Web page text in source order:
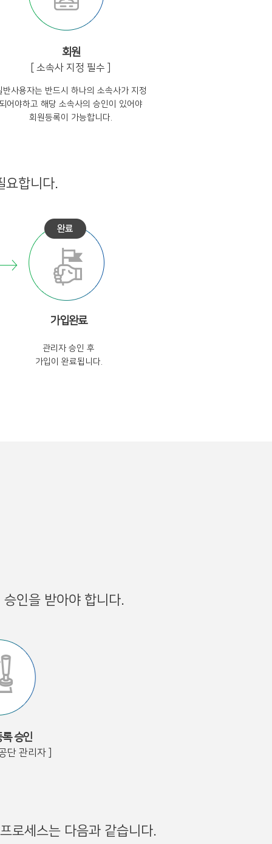
회원
[ 소속사 지정 필수 ]
반사용자는 반드시 하나의 소속사가 지정
어야하고 해당 소속사의 승인이 있어야
회원등록이 가능합니다.
요합니다.
가입완료
관리자 승인 후
가입이 완료됩니다.
인을 받아야 합니다.
승인
단 관리자 ]
로세스는 다음과 같습니다.